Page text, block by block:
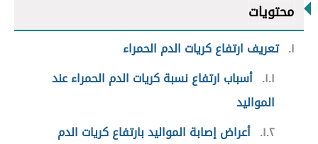
محتويات
١ تعريف ارتفاع كريات الدم الحمراء
١.١ أسباب ارتفاع نسبة كريات الدم الحمراء عند
المواليد
١.٢ أعراض إصابة المواليد بارتفاع كريات الدم